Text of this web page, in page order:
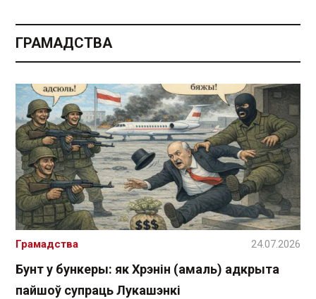
ГРАМАДСТВА
Бунт у бункеры: як Хрэнін (амаль) адкрыта
пайшоў супраць Лукашэнкі
Грамадства 24.07.2026